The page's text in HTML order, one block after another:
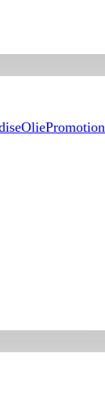
OliePromotion